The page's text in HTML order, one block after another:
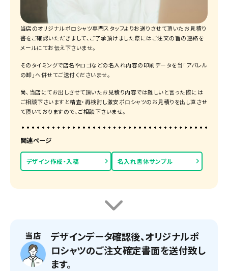
当店のオリジナルポロシャツ専門スタッフよりお送りさせて頂いたお見積り
書をご確認いただきまして、ご了承頂けました際にはご注文の旨の連絡を
メールにてお伝え下さいませ。
そのタイミングで店名やロゴなどの名入れ内容の印刷データを当「アパレル
の卸」へ併せてご送付くださいませ。
尚、当店にてお出しさせて頂いたお見積り内容では難しいと言った際には
ご相談下さいますと精査・再検討し激安ポロシャツのお見積りを出し直させ
て頂いておりますので、ご相談下さいませ。
関連ページ
デザイン作成・入稿 名入れ書体サンプル
デザインデータ確認後、オリジナルポ
ロシャツのご注文確定書面を送付致し
ます。